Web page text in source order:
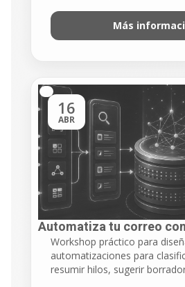
Más
16
ABR
Automatiza tu correo
Workshop práctico para
automatizaciones para
resumir hilos, sugerir